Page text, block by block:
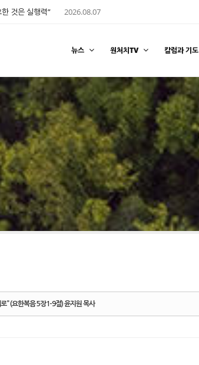
것은 실행력” 2026.08.07
뉴스 원처치TV 칼럼과 기도
” (요한복음 5장1-9절) 윤지원 목사